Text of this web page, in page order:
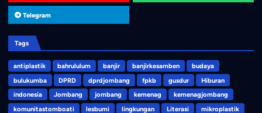
Telegram
Tags
antiplastik bahrululum banjir banjirkesamben
budaya
bulukumba
DPRD dprdjombang fpkb gusdur
Hiburan
indonesia
Jombang jombang kemenag
kemenagjombang
komunitastomboati
lesbumi lingkungan Literasi mikroplastik